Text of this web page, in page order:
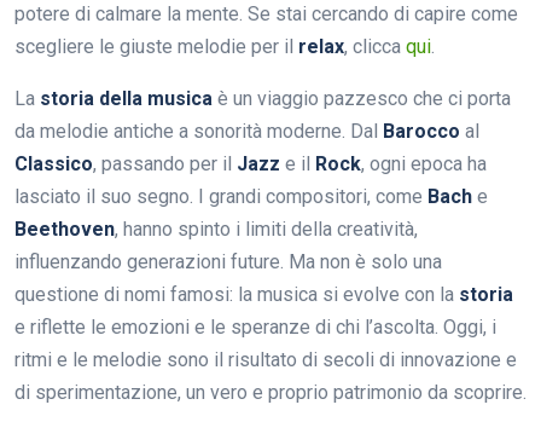
potere di calmare la mente. Se stai cercando di capire come
scegliere le giuste melodie per il relax, clicca qui.
La storia della musica è un viaggio pazzesco che ci porta
da melodie antiche a sonorità moderne. Dal Barocco al
Classico, passando per il Jazz e il Rock, ogni epoca ha
lasciato il suo segno. I grandi compositori, come Bach e
Beethoven, hanno spinto i limiti della creatività,
influenzando generazioni future. Ma non è solo una
questione di nomi famosi: la musica si evolve con la storia
e riflette le emozioni e le speranze di chi l’ascolta. Oggi, i
ritmi e le melodie sono il risultato di secoli di innovazione e
di sperimentazione, un vero e proprio patrimonio da scoprire.